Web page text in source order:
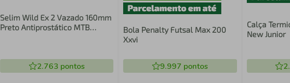
Selim Wild Ex 2 Vazado 160mm
Preto Antiprostático MTB
2.763 pontos
Bola Penalty Futsal Max 200
Xxvi
9.997 pontos
Calça
New Junior